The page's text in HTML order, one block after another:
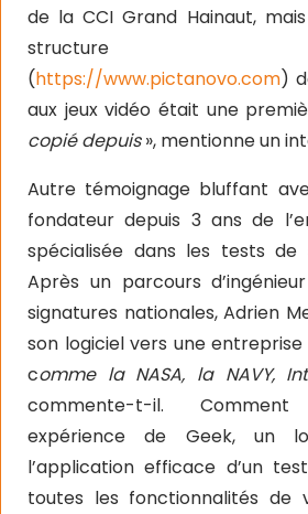
de la CCI Grand Hainaut,
structure
(https://www.pictanovo.com)
aux jeux vidéo était une
copié depuis», mentionne un
Autre témoignage bluffant
fondateur depuis 3 ans de
spécialisée dans les tests de
Après un parcours
signatures nationales, Adrien
son logiciel vers une
comme la NASA, la NAVY,
commente-t-il.
expérience de Geek, un
l’application efficace d’un
toutes les fonctionnalités de